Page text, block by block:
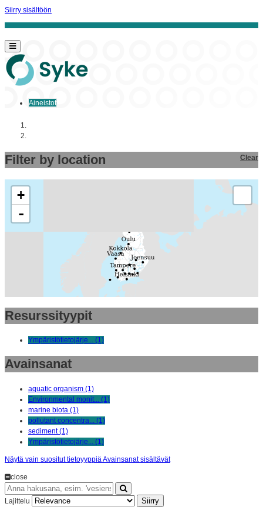
Siirry sisältöön
Aineistot
Filter by location Clear
+
-
Resurssityypit
Ympäristötietojärje... (1)
Avainsanat
aquatic organism (1)
Environmental monit... (1)
marine biota (1)
pollutant concentra... (1)
sediment (1)
Ympäristötietojärje... (1)
Näytä vain suositut tietoyyppiä Avainsanat sisältävät
close
Lajittelu Siirry